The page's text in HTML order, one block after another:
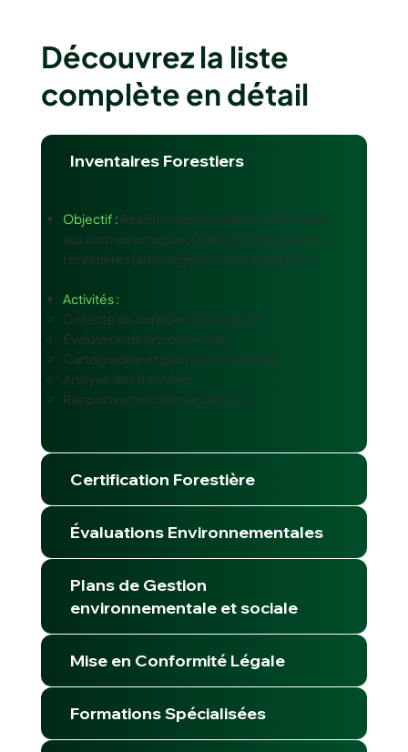
Découvrez la liste
complète en détail
Inventaires Forestiers
Objectif : Réaliser des inventaires conformes
aux normes en vigueur dans les concessions
forestières (aménagement et exploitation).
Activités :
Collecte de données sur le terrain ;
Évaluation de la biodiversité ;
Cartographie et géoréférencement ;
Analyse des données ;
Rapports et recommandations.
Certification Forestière
Évaluations Environnementales
Plans de Gestion
environnementale et sociale
Mise en Conformité Légale
Formations Spécialisées